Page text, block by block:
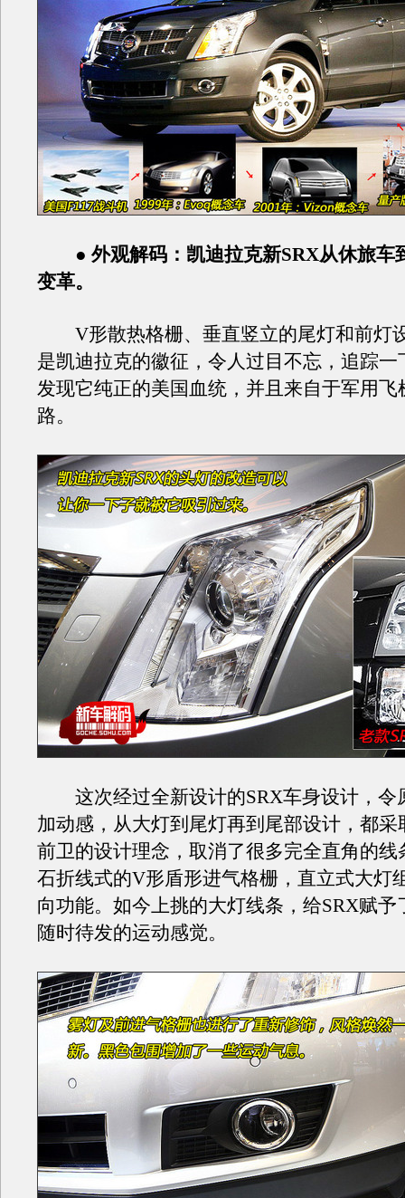
● 外观解码：凯迪拉克新SRX从休旅车
变革。
V形散热格栅、垂直竖立的尾灯和前灯
是凯迪拉克的徽征，令人过目不忘，追踪一
发现它纯正的美国血统，并且来自于军用飞
路。
这次经过全新设计的SRX车身设计，令
加动感，从大灯到尾灯再到尾部设计，都采
前卫的设计理念，取消了很多完全直角的线
石折线式的V形盾形进气格栅，直立式大灯
向功能。如今上挑的大灯线条，给SRX赋予
随时待发的运动感觉。